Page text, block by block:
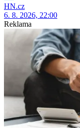
HN.cz
6. 8. 2026, 22:00
Reklama